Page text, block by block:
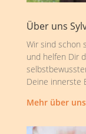
Über uns
Wir sind schon
und helfen Dir
Deine innerste
Mehr über